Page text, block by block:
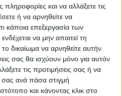
και να αλλάξετε τις
ή να αρνηθείτε να
κάποια επεξεργασία των
να μην απαιτεί τη
δικαίωμα να αρνηθείτε αυτήν
σας θα ισχύουν μόνο για αυτόν
τις προτιμήσεις σας ή να
σας ανά πάσα στιγμή
και κάνοντας κλικ στο
την εφημερίδα ΝΕΟΣ
News!
στην περιοχή της
ευρύτερα της Θεσσαλίας